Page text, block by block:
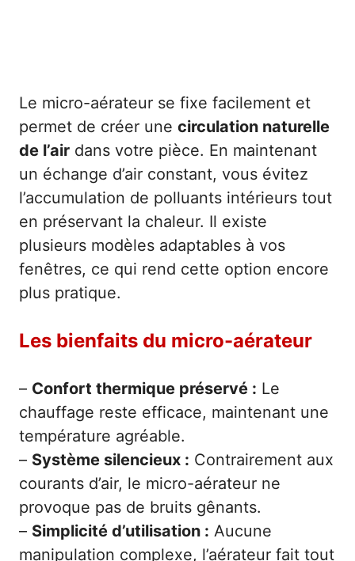
Le micro-aérateur se fixe facilement et
permet de créer une circulation naturelle
de l’air dans votre pièce. En maintenant
un échange d’air constant, vous évitez
l’accumulation de polluants intérieurs tout
en préservant la chaleur. Il existe
plusieurs modèles adaptables à vos
fenêtres, ce qui rend cette option encore
plus pratique.
Les bienfaits du micro-aérateur
– Confort thermique préservé : Le
chauffage reste efficace, maintenant une
température agréable.
– Système silencieux : Contrairement aux
courants d’air, le micro-aérateur ne
provoque pas de bruits gênants.
– Simplicité d’utilisation : Aucune
manipulation complexe, l’aérateur fait tout